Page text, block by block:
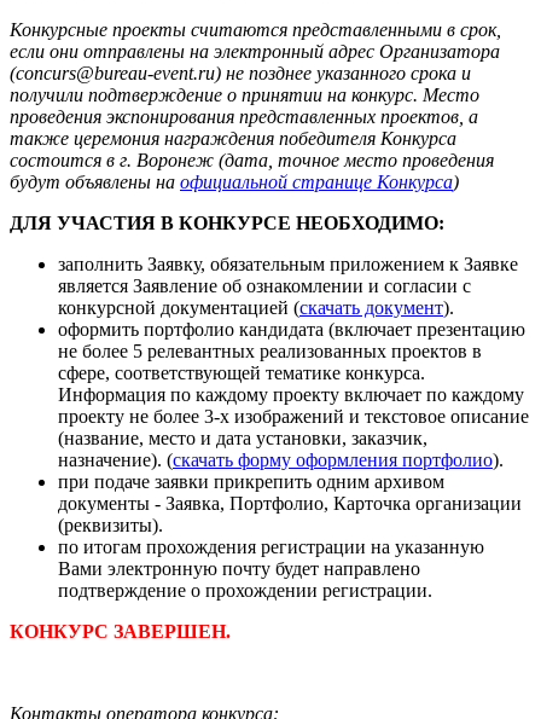
Конкурсные проекты считаются представленными в срок,
если они отправлены на электронный адрес Организатора
(concurs@bureau-event.ru) не позднее указанного срока и
получили подтверждение о принятии на конкурс. Место
проведения экспонирования представленных проектов, а
также церемония награждения победителя Конкурса
состоится в г. Воронеж (дата, точное место проведения
будут объявлены на официальной странице Конкурса)
ДЛЯ УЧАСТИЯ В КОНКУРСЕ НЕОБХОДИМО:
заполнить Заявку, обязательным приложением к Заявке
является Заявление об ознакомлении и согласии с
конкурсной документацией (скачать документ).
оформить портфолио кандидата (включает презентацию
не более 5 релевантных реализованных проектов в
сфере, соответствующей тематике конкурса.
Информация по каждому проекту включает по каждому
проекту не более 3-х изображений и текстовое описание
(название, место и дата установки, заказчик,
назначение). (скачать форму оформления портфолио).
при подаче заявки прикрепить одним архивом
документы - Заявка, Портфолио, Карточка организации
(реквизиты).
по итогам прохождения регистрации на указанную
Вами электронную почту будет направлено
подтверждение о прохождении регистрации.
КОНКУРС ЗАВЕРШЕН.
Контакты оператора конкурса: